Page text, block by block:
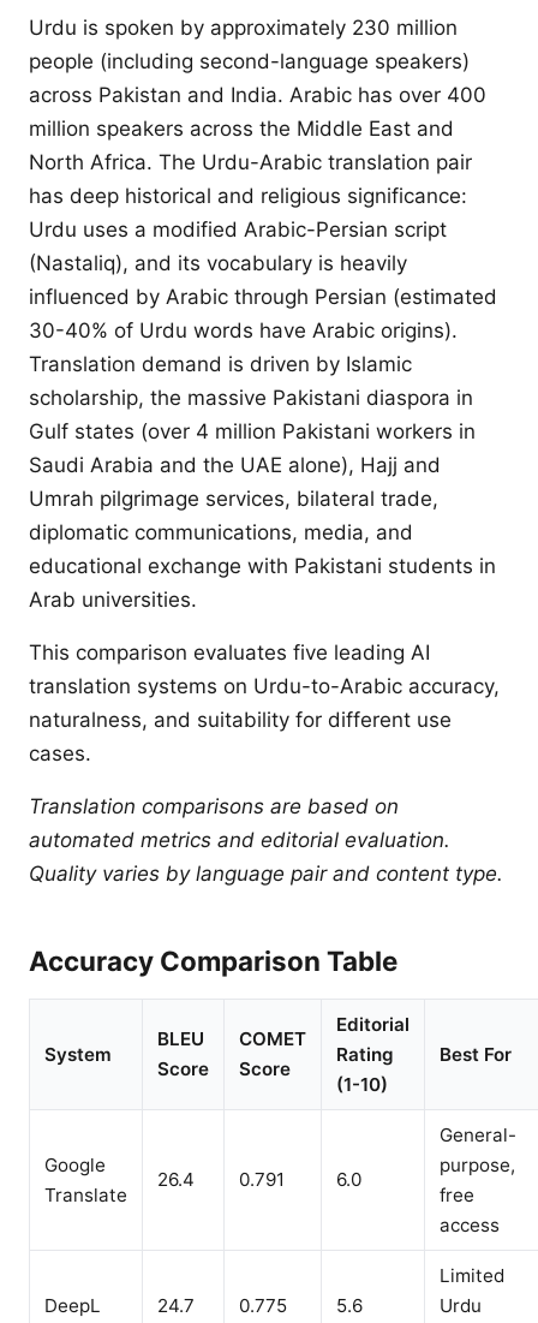
Urdu is spoken by approximately 230 million
people (including second-language speakers)
across Pakistan and India. Arabic has over 400
million speakers across the Middle East and
North Africa. The Urdu-Arabic translation pair
has deep historical and religious significance:
Urdu uses a modified Arabic-Persian script
(Nastaliq), and its vocabulary is heavily
influenced by Arabic through Persian (estimated
30-40% of Urdu words have Arabic origins).
Translation demand is driven by Islamic
scholarship, the massive Pakistani diaspora in
Gulf states (over 4 million Pakistani workers in
Saudi Arabia and the UAE alone), Hajj and
Umrah pilgrimage services, bilateral trade,
diplomatic communications, media, and
educational exchange with Pakistani students in
Arab universities.
This comparison evaluates five leading AI
translation systems on Urdu-to-Arabic accuracy,
naturalness, and suitability for different use
cases.
Translation comparisons are based on
automated metrics and editorial evaluation.
Quality varies by language pair and content type.
Accuracy Comparison Table
System
BLEU
Score
COMET
Score
Editorial
Rating
(1-10)
Best For
Google
Translate
26.4 0.791 6.0
General-
purpose,
free
access
DeepL 24.7 0.775 5.6
Limited
Urdu